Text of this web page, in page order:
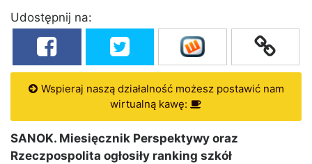
Udostępnij na:
Wspieraj naszą działalność możesz postawić nam
wirtualną kawę:
SANOK. Miesięcznik Perspektywy oraz
Rzeczpospolita ogłosiły ranking szkół